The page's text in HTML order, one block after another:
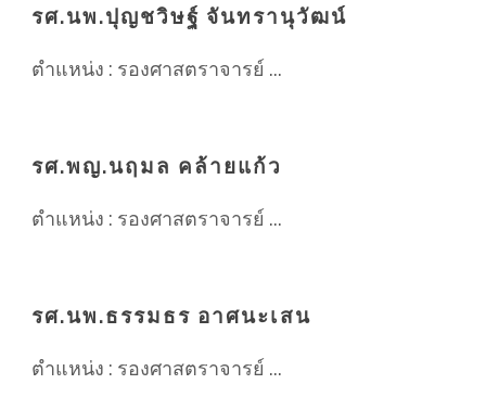
รศ.นพ.ปุญชวิษฐ์ จันทรานุวัฒน์
ตำแหน่ง : รองศาสตราจารย์ ...
รศ.พญ.นฤมล คล้ายแก้ว
ตำแหน่ง : รองศาสตราจารย์ ...
รศ.นพ.ธรรมธร อาศนะเสน
ตำแหน่ง : รองศาสตราจารย์ ...